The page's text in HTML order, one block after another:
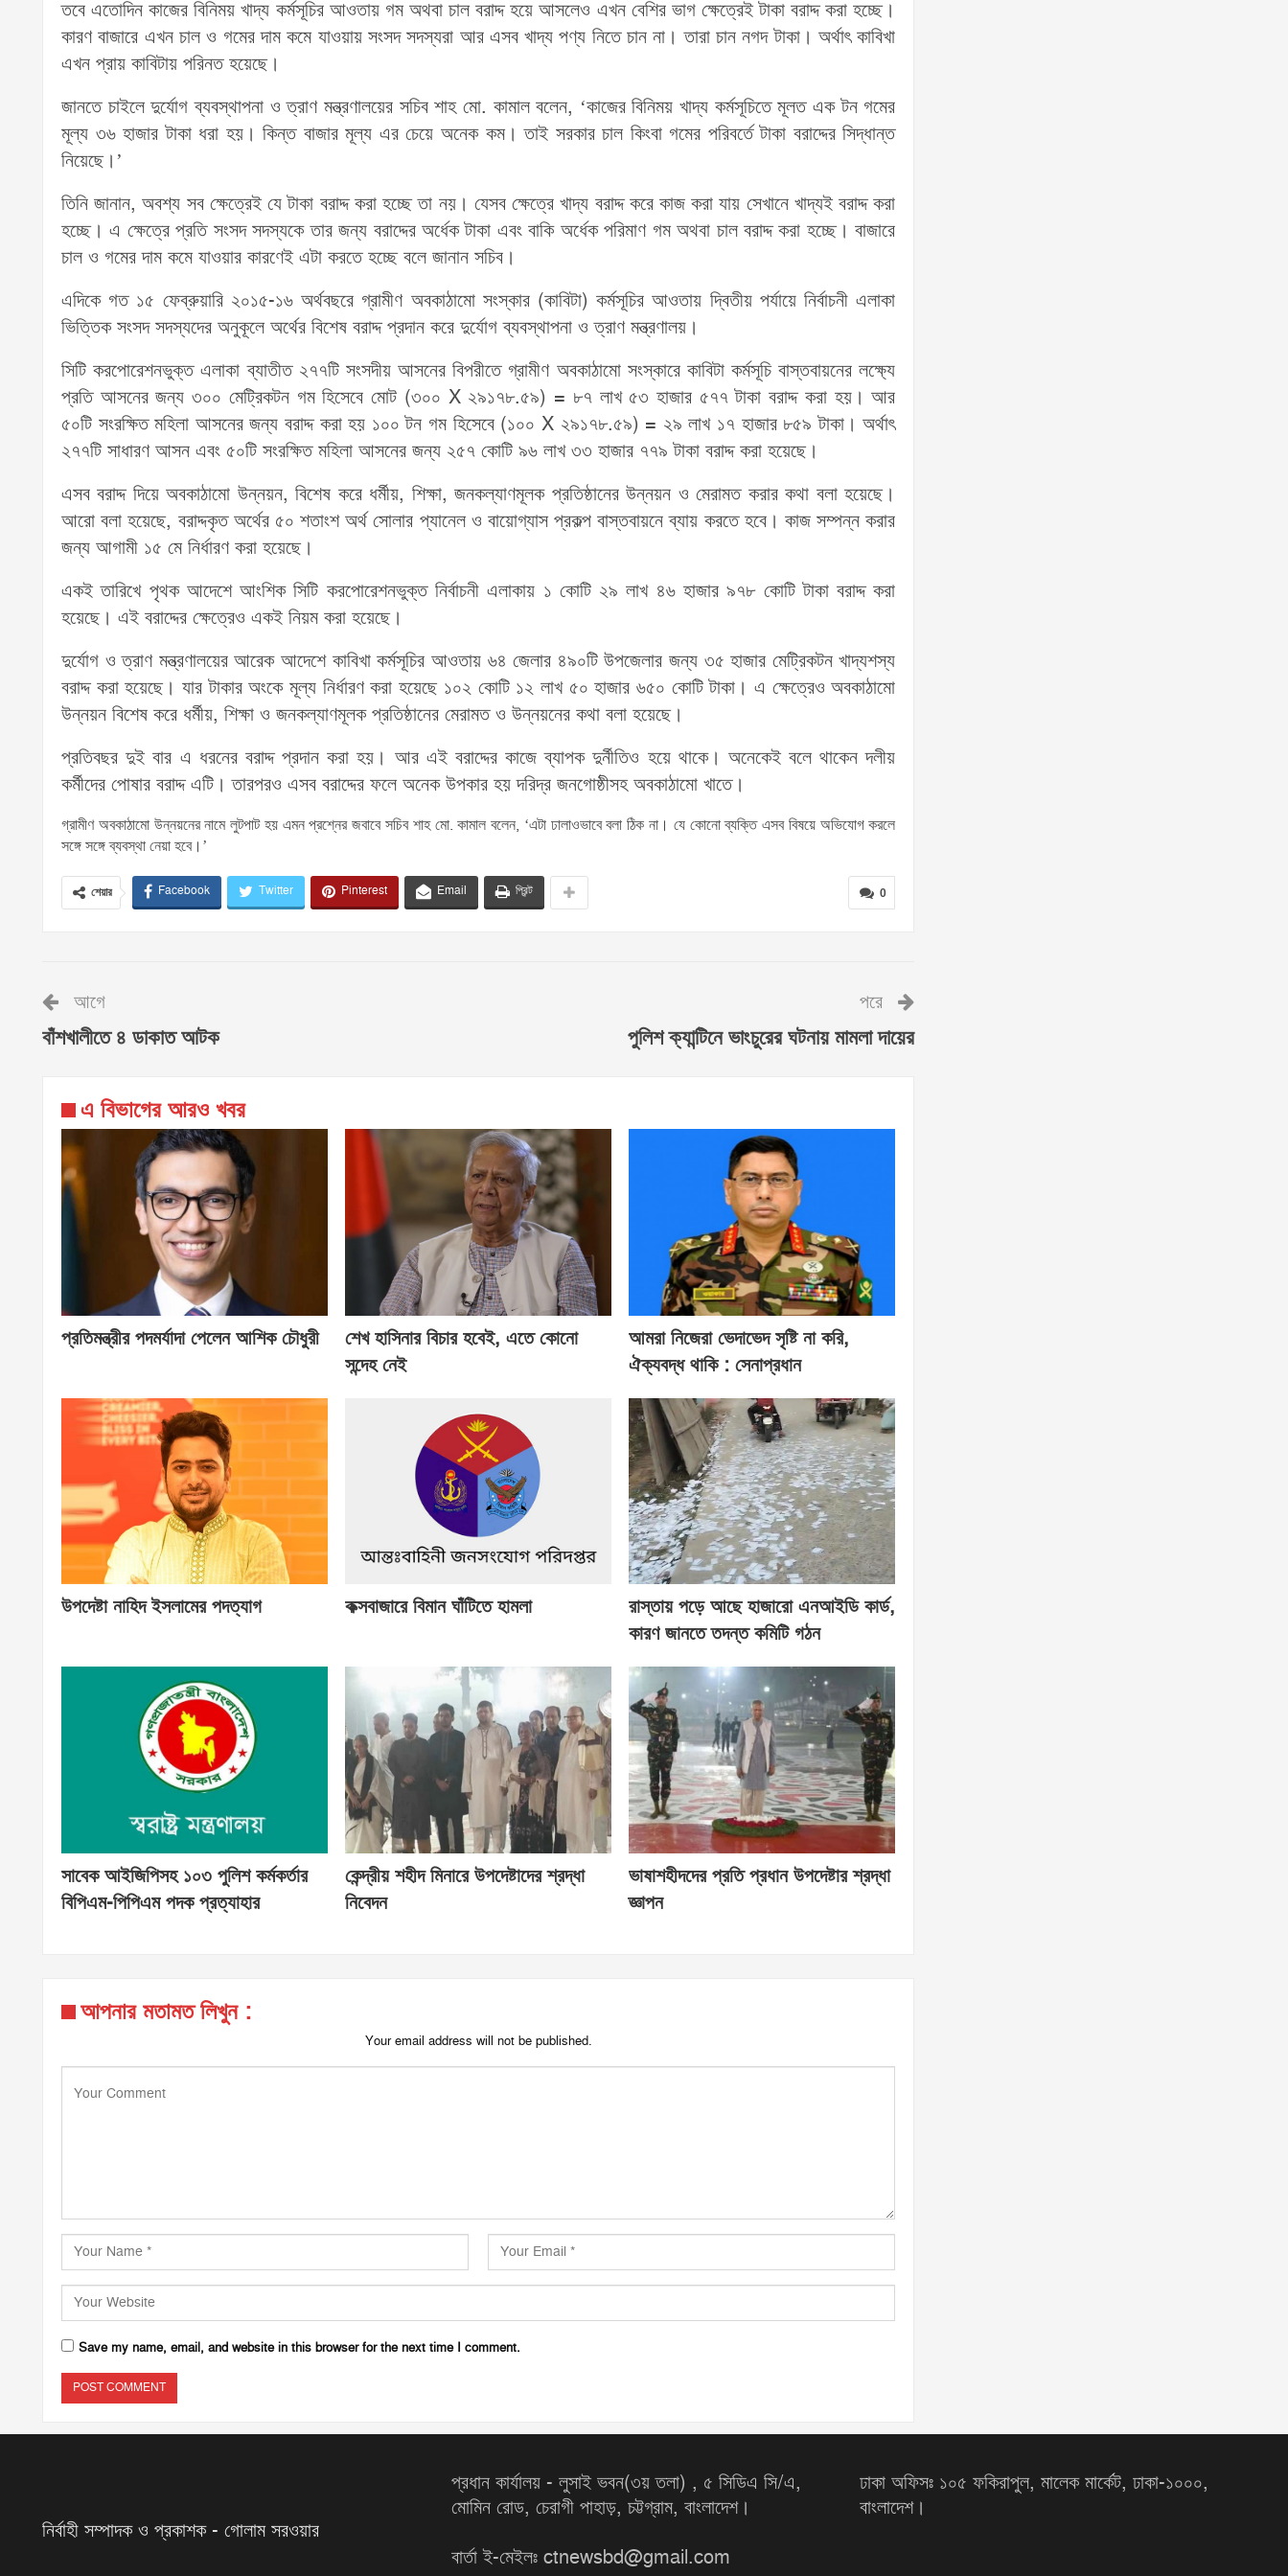
তবে এতোদিন কাজের বিনিময় খাদ্য কর্মসূচির আওতায় গম অথবা চাল বরাদ্দ হয়ে আসলেও এখন বেশির ভাগ ক্ষেত্রেই টাকা বরাদ্দ করা হচ্ছে।
কারণ বাজারে এখন চাল ও গমের দাম কমে যাওয়ায় সংসদ সদস্যরা আর এসব খাদ্য পণ্য নিতে চান না। তারা চান নগদ টাকা। অর্থাৎ কাবিখা
এখন প্রায় কাবিটায় পরিনত হয়েছে।
জানতে চাইলে দুর্যোগ ব্যবস্থাপনা ও ত্রাণ মন্ত্রণালয়ের সচিব শাহ মো. কামাল বলেন, ‘কাজের বিনিময় খাদ্য কর্মসূচিতে মূলত এক টন গমের
মূল্য ৩৬ হাজার টাকা ধরা হয়। কিন্ত বাজার মূল্য এর চেয়ে অনেক কম। তাই সরকার চাল কিংবা গমের পরিবর্তে টাকা বরাদ্দের সিদ্ধান্ত
নিয়েছে।’
তিনি জানান, অবশ্য সব ক্ষেত্রেই যে টাকা বরাদ্দ করা হচ্ছে তা নয়। যেসব ক্ষেত্রে খাদ্য বরাদ্দ করে কাজ করা যায় সেখানে খাদ্যই বরাদ্দ করা
হচ্ছে। এ ক্ষেত্রে প্রতি সংসদ সদস্যকে তার জন্য বরাদ্দের অর্ধেক টাকা এবং বাকি অর্ধেক পরিমাণ গম অথবা চাল বরাদ্দ করা হচ্ছে। বাজারে
চাল ও গমের দাম কমে যাওয়ার কারণেই এটা করতে হচ্ছে বলে জানান সচিব।
এদিকে গত ১৫ ফেব্রুয়ারি ২০১৫-১৬ অর্থবছরে গ্রামীণ অবকাঠামো সংস্কার (কাবিটা) কর্মসূচির আওতায় দ্বিতীয় পর্যায়ে নির্বাচনী এলাকা
ভিত্তিক সংসদ সদস্যদের অনুকূলে অর্থের বিশেষ বরাদ্দ প্রদান করে দুর্যোগ ব্যবস্থাপনা ও ত্রাণ মন্ত্রণালয়।
সিটি করপোরেশনভুক্ত এলাকা ব্যাতীত ২৭৭টি সংসদীয় আসনের বিপরীতে গ্রামীণ অবকাঠামো সংস্কারে কাবিটা কর্মসূচি বাস্তবায়নের লক্ষ্যে
প্রতি আসনের জন্য ৩০০ মেট্রিকটন গম হিসেবে মোট (৩০০ X ২৯১৭৮.৫৯) = ৮৭ লাখ ৫৩ হাজার ৫৭৭ টাকা বরাদ্দ করা হয়। আর
৫০টি সংরক্ষিত মহিলা আসনের জন্য বরাদ্দ করা হয় ১০০ টন গম হিসেবে (১০০ X ২৯১৭৮.৫৯) = ২৯ লাখ ১৭ হাজার ৮৫৯ টাকা। অর্থাৎ
২৭৭টি সাধারণ আসন এবং ৫০টি সংরক্ষিত মহিলা আসনের জন্য ২৫৭ কোটি ৯৬ লাখ ৩৩ হাজার ৭৭৯ টাকা বরাদ্দ করা হয়েছে।
এসব বরাদ্দ দিয়ে অবকাঠামো উন্নয়ন, বিশেষ করে ধর্মীয়, শিক্ষা, জনকল্যাণমূলক প্রতিষ্ঠানের উন্নয়ন ও মেরামত করার কথা বলা হয়েছে।
আরো বলা হয়েছে, বরাদ্দকৃত অর্থের ৫০ শতাংশ অর্থ সোলার প্যানেল ও বায়োগ্যাস প্রকল্প বাস্তবায়নে ব্যায় করতে হবে। কাজ সম্পন্ন করার
জন্য আগামী ১৫ মে নির্ধারণ করা হয়েছে।
একই তারিখে পৃথক আদেশে আংশিক সিটি করপোরেশনভুক্ত নির্বাচনী এলাকায় ১ কোটি ২৯ লাখ ৪৬ হাজার ৯৭৮ কোটি টাকা বরাদ্দ করা
হয়েছে। এই বরাদ্দের ক্ষেত্রেও একই নিয়ম করা হয়েছে।
দুর্যোগ ও ত্রাণ মন্ত্রণালয়ের আরেক আদেশে কাবিখা কর্মসূচির আওতায় ৬৪ জেলার ৪৯০টি উপজেলার জন্য ৩৫ হাজার মেট্রিকটন খাদ্যশস্য
বরাদ্দ করা হয়েছে। যার টাকার অংকে মূল্য নির্ধারণ করা হয়েছে ১০২ কোটি ১২ লাখ ৫০ হাজার ৬৫০ কোটি টাকা। এ ক্ষেত্রেও অবকাঠামো
উন্নয়ন বিশেষ করে ধর্মীয়, শিক্ষা ও জনকল্যাণমূলক প্রতিষ্ঠানের মেরামত ও উন্নয়নের কথা বলা হয়েছে।
প্রতিবছর দুই বার এ ধরনের বরাদ্দ প্রদান করা হয়। আর এই বরাদ্দের কাজে ব্যাপক দুর্নীতিও হয়ে থাকে। অনেকেই বলে থাকেন দলীয়
কর্মীদের পোষার বরাদ্দ এটি। তারপরও এসব বরাদ্দের ফলে অনেক উপকার হয় দরিদ্র জনগোষ্ঠীসহ অবকাঠামো খাতে।
গ্রামীণ অবকাঠামো উন্নয়নের নামে লুটপাট হয় এমন প্রশ্নের জবাবে সচিব শাহ মো. কামাল বলেন, ‘এটা ঢালাওভাবে বলা ঠিক না। যে কোনো ব্যক্তি এসব বিষয়ে অভিযোগ করলে
সঙ্গে সঙ্গে ব্যবস্থা নেয়া হবে।’
0
শেয়ার Facebook Twitter Pinterest Email প্রিন্ট
আগে
বাঁশখালীতে ৪ ডাকাত আটক
পরে
পুলিশ ক্যান্টিনে ভাংচুরের ঘটনায় মামলা দায়ের
এ বিভাগের আরও খবর
প্রতিমন্ত্রীর পদমর্যাদা পেলেন আশিক চৌধুরী
শেখ হাসিনার বিচার হবেই, এতে কোনো
সন্দেহ নেই
আমরা নিজেরা ভেদাভেদ সৃষ্টি না করি,
ঐক্যবদ্ধ থাকি : সেনাপ্রধান
উপদেষ্টা নাহিদ ইসলামের পদত্যাগ কক্সবাজারে বিমান ঘাঁটিতে হামলা
রাস্তায় পড়ে আছে হাজারো এনআইডি কার্ড,
কারণ জানতে তদন্ত কমিটি গঠন
সাবেক আইজিপিসহ ১০৩ পুলিশ কর্মকর্তার
বিপিএম-পিপিএম পদক প্রত্যাহার
কেন্দ্রীয় শহীদ মিনারে উপদেষ্টাদের শ্রদ্ধা
নিবেদন
ভাষাশহীদদের প্রতি প্রধান উপদেষ্টার শ্রদ্ধা
জ্ঞাপন
আপনার মতামত লিখুন :
Your email address will not be published.
Save my name, email, and website in this browser for the next time I comment.
নির্বাহী সম্পাদক ও প্রকাশক - গোলাম সরওয়ার
প্রধান কার্যালয় - লুসাই ভবন(৩য় তলা) , ৫ সিডিএ সি/এ,
মোমিন রোড, চেরাগী পাহাড়, চট্টগ্রাম, বাংলাদেশ।
বার্তা ই-মেইলঃ ctnewsbd@gmail.com
ঢাকা অফিসঃ ১০৫ ফকিরাপুল, মালেক মার্কেট, ঢাকা-১০০০,
বাংলাদেশ।